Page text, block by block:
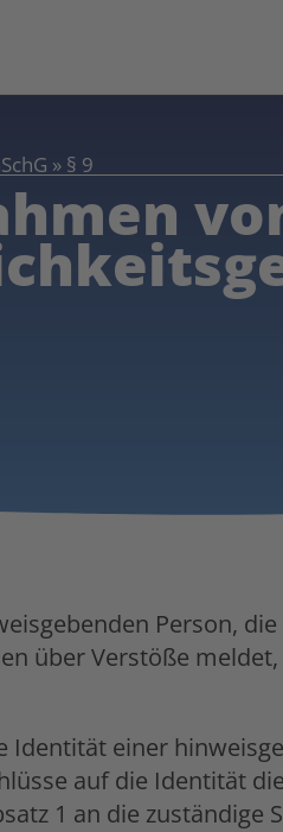
» § 9
Person,
über Verstöße
einer
auf die Identität
1 an die zuständige